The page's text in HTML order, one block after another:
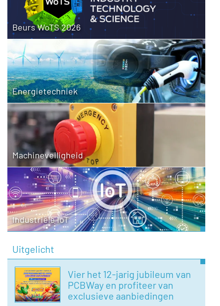
Beurs WoTS 2026
Energietechniek
Machineveiligheid
Industriële IoT
Uitgelicht
Vier het 12-jarig jubileum van
PCBWay en profiteer van
exclusieve aanbiedingen